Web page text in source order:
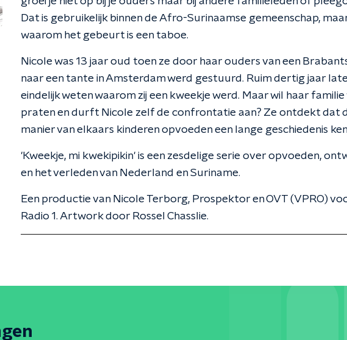
Dat is gebruikelijk binnen de Afro-Surinaamse gemeenschap,
waarom het gebeurt is een taboe.
Nicole was 13 jaar oud toen ze door haar ouders van een
naar een tante in Amsterdam werd gestuurd. Ruim dertig jaar
eindelijk weten waarom zij een kweekje werd. Maar wil haar familie
praten en durft Nicole zelf de confrontatie aan? Ze ontdekt dat
manier van elkaars kinderen opvoeden een lange geschiedenis
'Kweekje, mi kwekipikin' is een zesdelige serie over opvoeden,
en het verleden van Nederland en Suriname.
Een productie van Nicole Terborg, Prospektor en OVT (VPRO)
Radio 1. Artwork door Rossel Chasslie.